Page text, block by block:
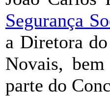
Segurança
a Diretora do
Novais, bem
parte do